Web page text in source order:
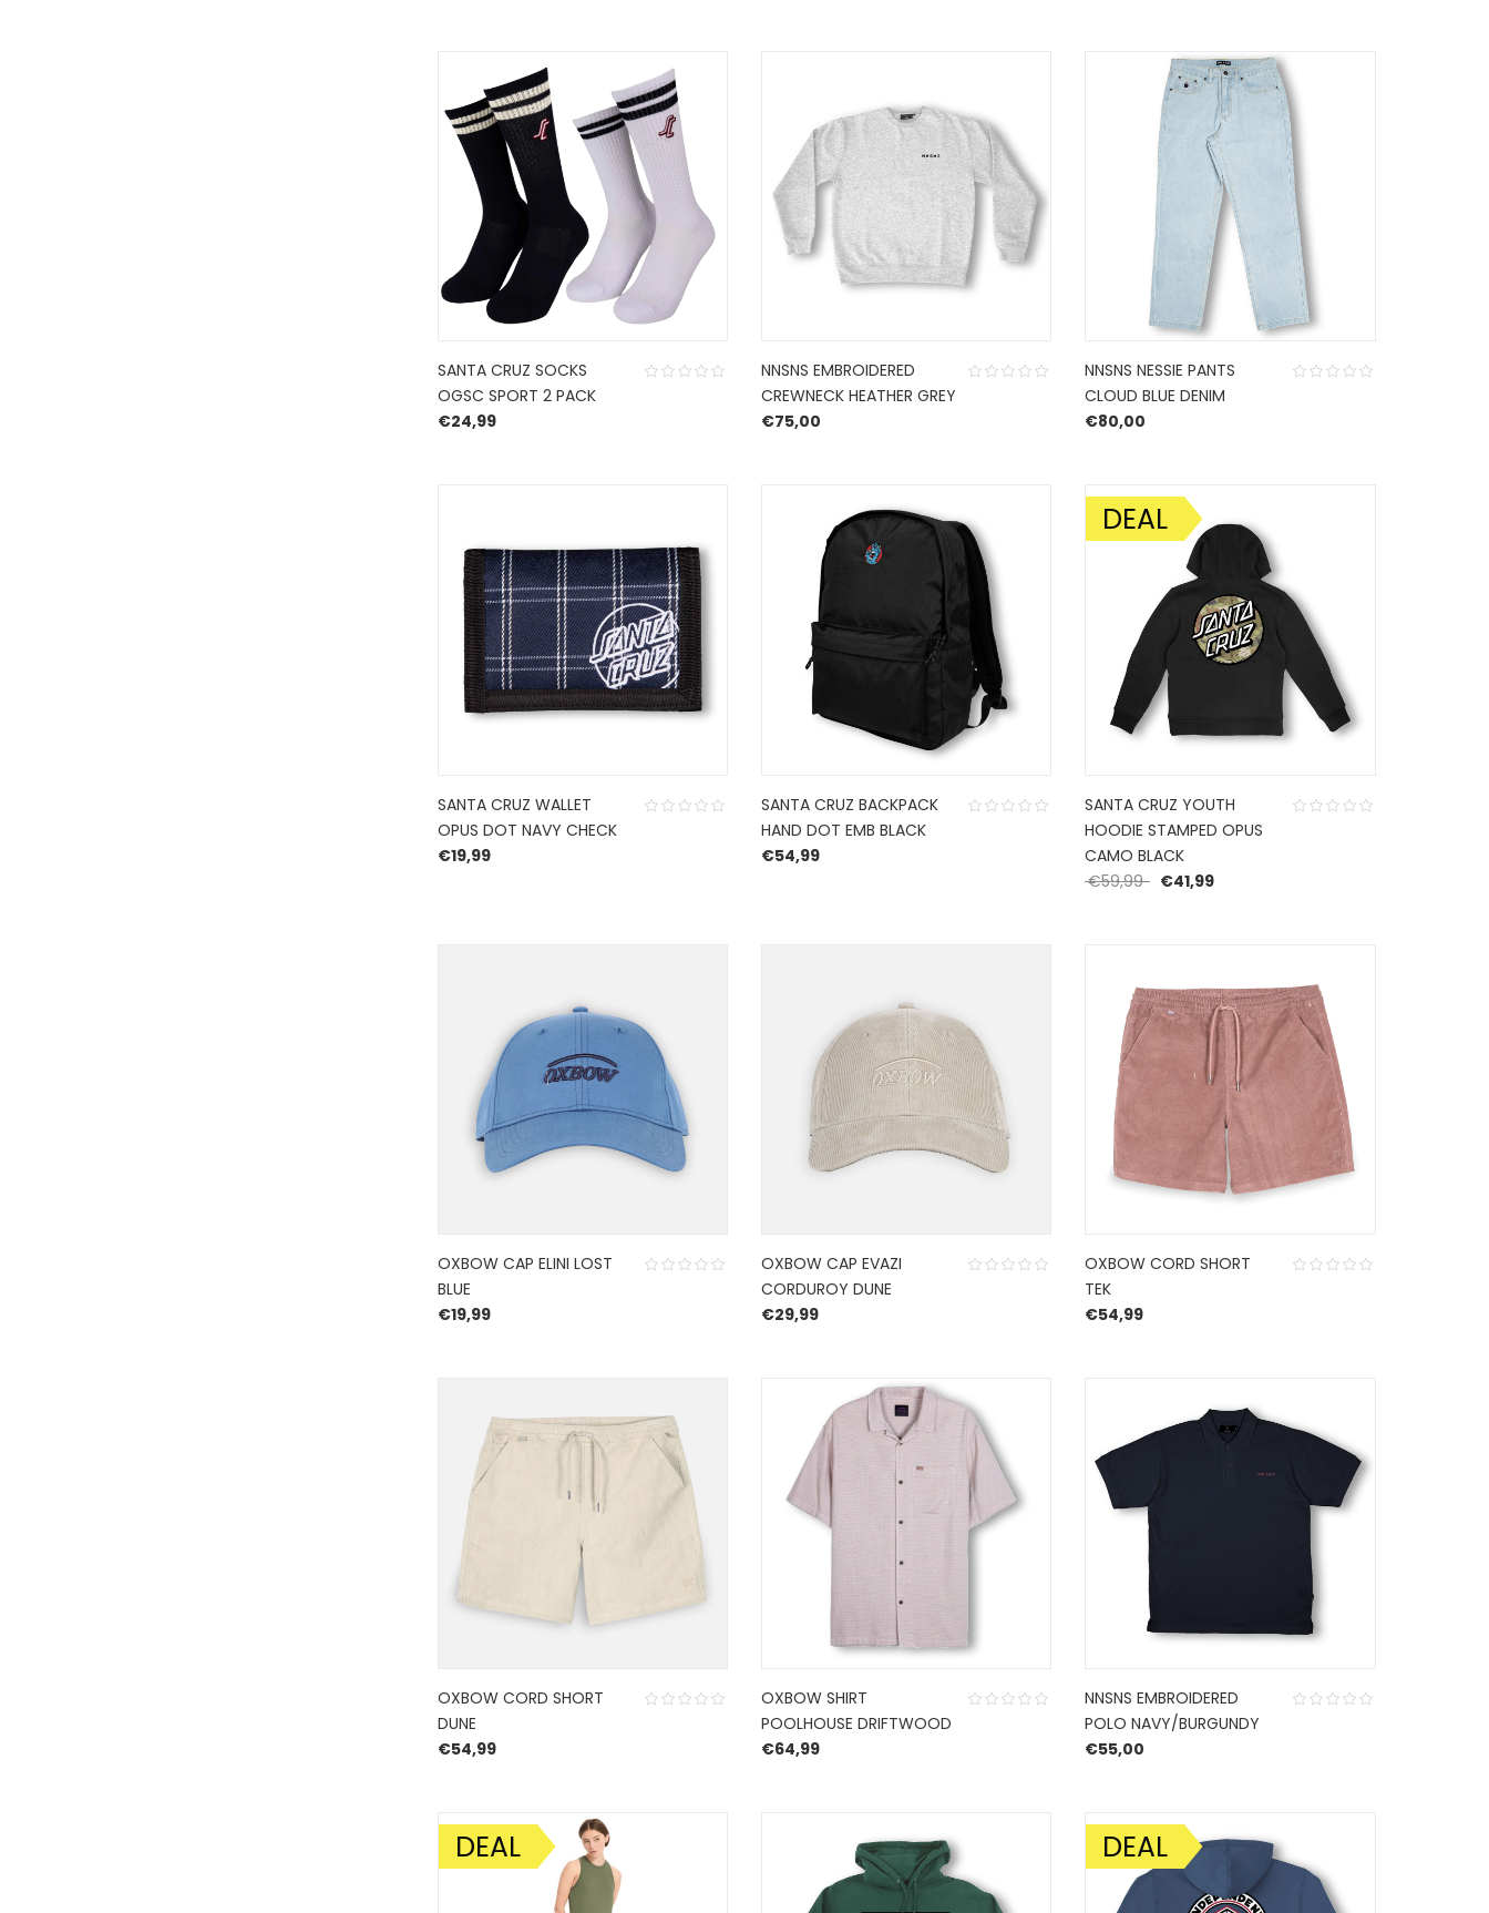
SANTA CRUZ SOCKS
OGSC SPORT 2 PACK
€24,99
NNSNS EMBROIDERED
CREWNECK HEATHER GREY
€75,00
NNSNS NESSIE PANTS
CLOUD BLUE DENIM
€80,00
SANTA CRUZ WALLET
OPUS DOT NAVY CHECK
€19,99
SANTA CRUZ BACKPACK
HAND DOT EMB BLACK
€54,99
AANBIEDING!
DEAL
SANTA CRUZ YOUTH
HOODIE STAMPED OPUS
CAMO BLACK
€59,99 Oorspronkelijke prijs was: €59,99.
€41,99
OXBOW CAP ELINI LOST
BLUE
€19,99
OXBOW CAP EVAZI
CORDUROY DUNE
€29,99
OXBOW CORD SHORT
TEK
€54,99
OXBOW CORD SHORT
DUNE
€54,99
OXBOW SHIRT
POOLHOUSE DRIFTWOOD
€64,99
NNSNS EMBROIDERED
POLO NAVY/BURGUNDY
€55,00
AANBIEDING!
DEAL AANBIEDING!
DEAL